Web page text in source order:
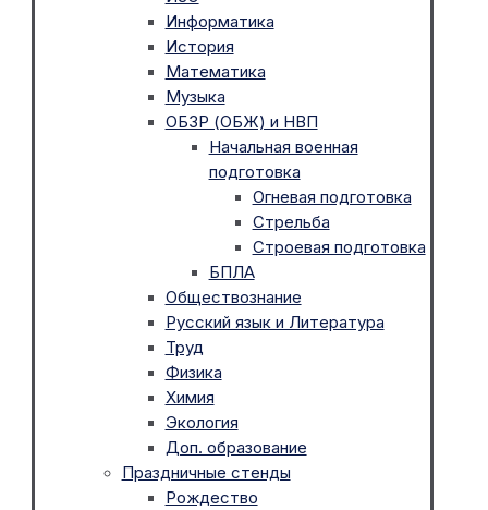
Информатика
История
Математика
Музыка
ОБЗР (ОБЖ) и НВП
Начальная военная
подготовка
Огневая подготовка
Стрельба
Строевая подготовка
БПЛА
Обществознание
Русский язык и Литература
Труд
Физика
Химия
Экология
Доп. образование
Праздничные стенды
Рождество